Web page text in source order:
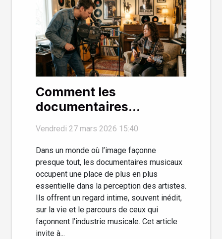
Comment les
documentaires
musicaux influencent-
ils la perception des
artistes ?
Vendredi 27 mars 2026 15:40
Dans un monde où l’image façonne
presque tout, les documentaires musicaux
occupent une place de plus en plus
essentielle dans la perception des artistes.
Ils offrent un regard intime, souvent inédit,
sur la vie et le parcours de ceux qui
façonnent l’industrie musicale. Cet article
invite à...